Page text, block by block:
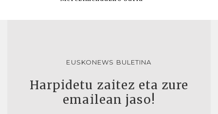
EUSKONEWS BULETINA
Harpidetu zaitez eta zure
emailean jaso!